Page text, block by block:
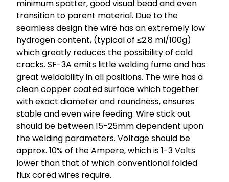
minimum spatter, good visual bead and even
transition to parent material. Due to the
seamless design the wire has an extremely low
hydrogen content, (typical of ≤2.8 ml/100g)
which greatly reduces the possibility of cold
cracks. SF-3A emits little welding fume and has
great weldability in all positions. The wire has a
clean copper coated surface which together
with exact diameter and roundness, ensures
stable and even wire feeding. Wire stick out
should be between 15-25mm dependent upon
the welding parameters. Voltage should be
approx. 10% of the Ampere, which is 1-3 Volts
lower than that of which conventional folded
flux cored wires require.